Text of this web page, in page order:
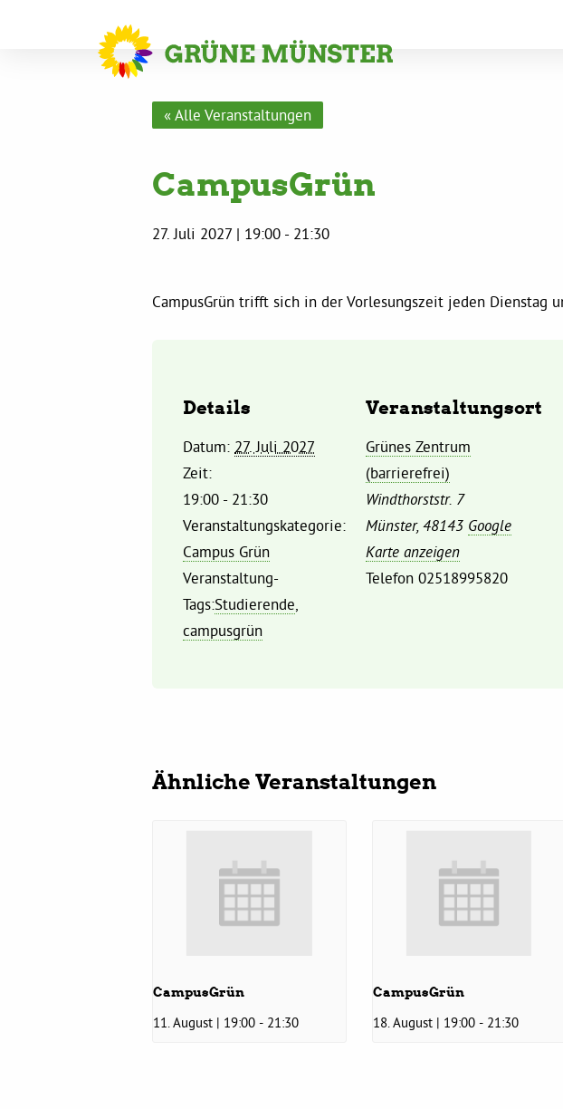
« Alle Veranstaltungen
CampusGrün
27. Juli 2027 | 19:00 - 21:30
CampusGrün trifft sich in der Vorlesungszeit jeden Dienstag
Details
Datum: 27. Juli 2027
Zeit:
19:00 - 21:30
Veranstaltungskategorie:
Campus Grün
Veranstaltung-
Tags:Studierende
campusgrün
Veranstaltungsort
Grünes Zentrum
(barrierefrei)
Windthorststr. 7
Münster, 48143 Google
Karte anzeigen
Telefon 02518995820
Ähnliche Veranstaltungen
CampusGrün
11. August | 19:00 - 21:30
CampusGrün
18. August | 19:00 - 21:30